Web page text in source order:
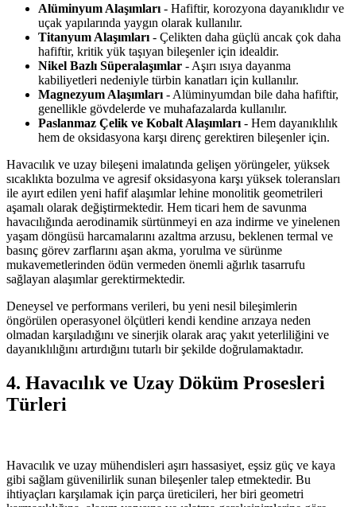
Alüminyum Alaşımları - Hafiftir, korozyona dayanıklıdır ve
uçak yapılarında yaygın olarak kullanılır.
Titanyum Alaşımları - Çelikten daha güçlü ancak çok daha
hafiftir, kritik yük taşıyan bileşenler için idealdir.
Nikel Bazlı Süperalaşımlar - Aşırı ısıya dayanma
kabiliyetleri nedeniyle türbin kanatları için kullanılır.
Magnezyum Alaşımları - Alüminyumdan bile daha hafiftir,
genellikle gövdelerde ve muhafazalarda kullanılır.
Paslanmaz Çelik ve Kobalt Alaşımları - Hem dayanıklılık
hem de oksidasyona karşı direnç gerektiren bileşenler için.
Havacılık ve uzay bileşeni imalatında gelişen yörüngeler, yüksek
sıcaklıkta bozulma ve agresif oksidasyona karşı yüksek toleransları
ile ayırt edilen yeni hafif alaşımlar lehine monolitik geometrileri
aşamalı olarak değiştirmektedir. Hem ticari hem de savunma
havacılığında aerodinamik sürtünmeyi en aza indirme ve yinelenen
yaşam döngüsü harcamalarını azaltma arzusu, beklenen termal ve
basınç görev zarflarını aşan akma, yorulma ve sürünme
mukavemetlerinden ödün vermeden önemli ağırlık tasarrufu
sağlayan alaşımlar gerektirmektedir.
Deneysel ve performans verileri, bu yeni nesil bileşimlerin
öngörülen operasyonel ölçütleri kendi kendine arızaya neden
olmadan karşıladığını ve sinerjik olarak araç yakıt yeterliliğini ve
dayanıklılığını artırdığını tutarlı bir şekilde doğrulamaktadır.
4. Havacılık ve Uzay Döküm Prosesleri
Türleri
Havacılık ve uzay mühendisleri aşırı hassasiyet, eşsiz güç ve kaya
gibi sağlam güvenilirlik sunan bileşenler talep etmektedir. Bu
ihtiyaçları karşılamak için parça üreticileri, her biri geometri